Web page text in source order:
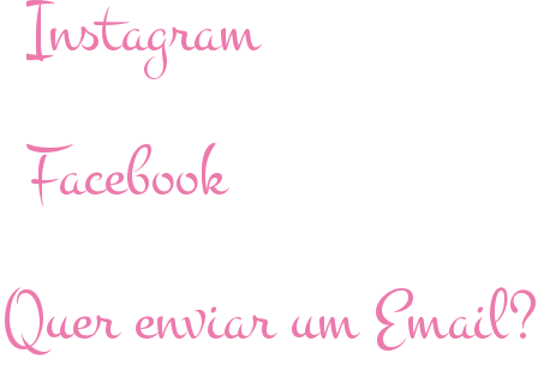
Instagram
Facebook
Quer enviar um Email?